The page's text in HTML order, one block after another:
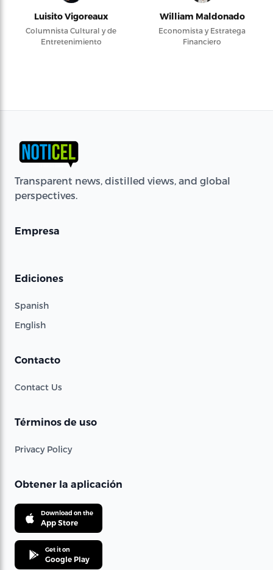
Luisito Vigoreaux
Columnista Cultural y de
Entretenimiento
William Maldonado
Economista y Estratega
Financiero
Transparent news, distilled views, and global
perspectives.
Empresa
Ediciones
Spanish
English
Contacto
Contact Us
Términos de uso
Privacy Policy
Obtener la aplicación
Download on the
App Store
Get it on
Google Play